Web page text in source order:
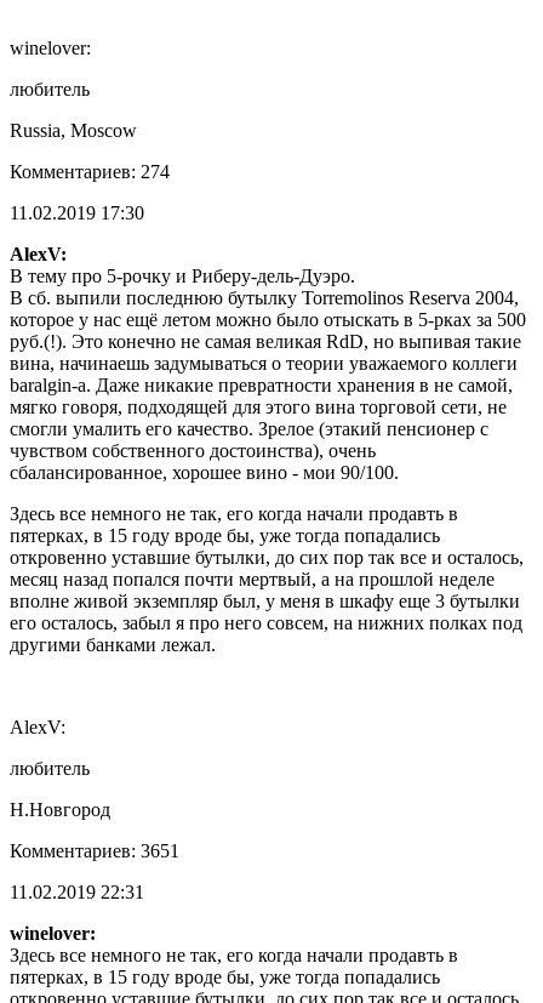
winelover:
любитель
Russia, Moscow
Комментариев: 274
11.02.2019 17:30
AlexV:
В тему про 5-рочку и Риберу-дель-Дуэро.
В сб. выпили последнюю бутылку Torremolinos Reserva 2004,
которое у нас ещё летом можно было отыскать в 5-рках за 500
руб.(!). Это конечно не самая великая RdD, но выпивая такие
вина, начинаешь задумываться о теории уважаемого коллеги
baralgin-а. Даже никакие превратности хранения в не самой,
мягко говоря, подходящей для этого вина торговой сети, не
смогли умалить его качество. Зрелое (этакий пенсионер с
чувством собственного достоинства), очень
сбалансированное, хорошее вино - мои 90/100.
Здесь все немного не так, его когда начали продавть в
пятерках, в 15 году вроде бы, уже тогда попадались
откровенно уставшие бутылки, до сих пор так все и осталось,
месяц назад попался почти мертвый, а на прошлой неделе
вполне живой экземпляр был, у меня в шкафу еще 3 бутылки
его осталось, забыл я про него совсем, на нижних полках под
другими банками лежал.
AlexV:
любитель
Н.Новгород
Комментариев: 3651
11.02.2019 22:31
winelover:
Здесь все немного не так, его когда начали продавть в
пятерках, в 15 году вроде бы, уже тогда попадались
откровенно уставшие бутылки, до сих пор так все и осталось,